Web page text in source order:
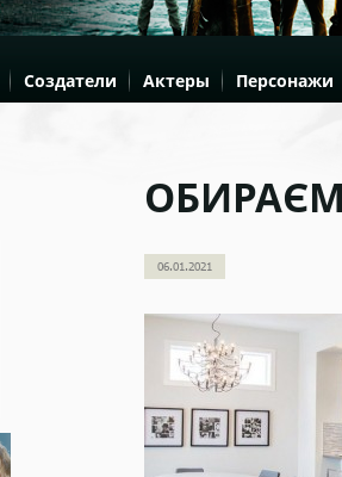
Создатели Актеры Персонажи
06.01.2021